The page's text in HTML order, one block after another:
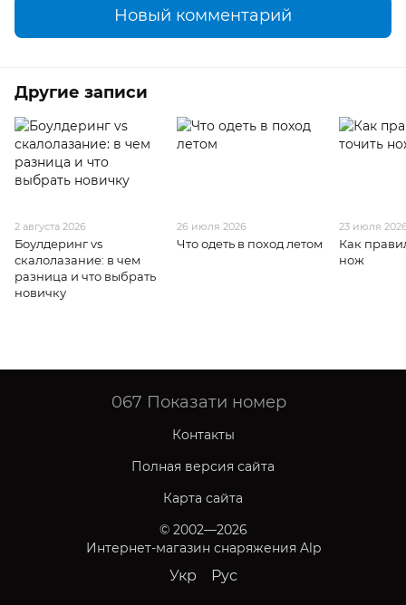
Новый комментарий
Другие записи
2 августа 2026
Боулдеринг vs
скалолазание: в чем
разница и что выбрать
новичку
26 июля 2026
Что одеть в поход летом
23 июля
Как
нож
067 Показати номер
Контакты
Полная версия сайта
Карта сайта
© 2002—2026
Интернет-магазин снаряжения Alp
Укр Рус